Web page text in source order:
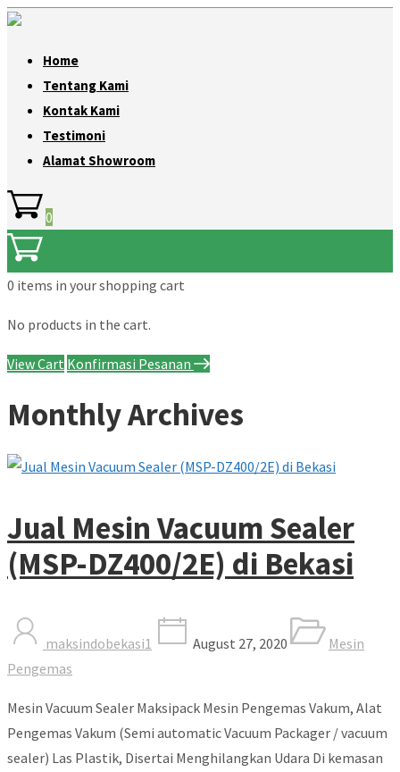
Home
Tentang Kami
Kontak Kami
Testimoni
Alamat Showroom
0
0 items in your shopping cart
No products in the cart.
View Cart Konfirmasi Pesanan
Monthly Archives
Jual Mesin Vacuum Sealer
(MSP-DZ400/2E) di Bekasi
maksindobekasi1 August 27, 2020
Mesin
Pengemas
Mesin Vacuum Sealer Maksipack Mesin Pengemas Vakum, Alat
Pengemas Vakum (Semi automatic Vacuum Packager / vacuum
sealer) Las Plastik, Disertai Menghilangkan Udara Di kemasan